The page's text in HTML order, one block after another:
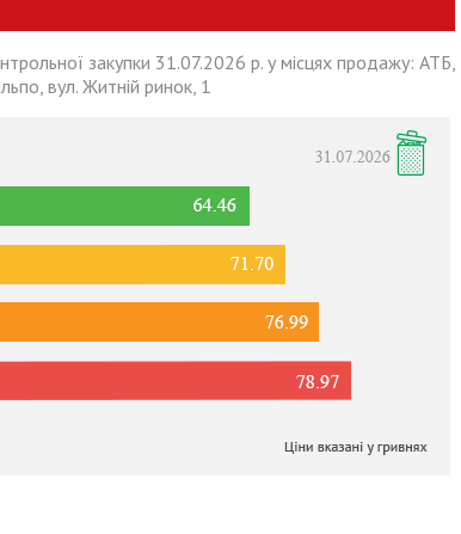
закупки 31.07.2026 р. у місцях продажу: АТБ,
вул. Житній ринок, 1